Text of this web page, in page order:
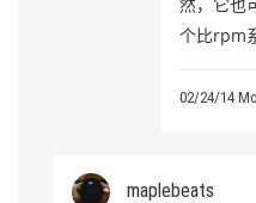
个比rpm
02/24/14
maplebeats